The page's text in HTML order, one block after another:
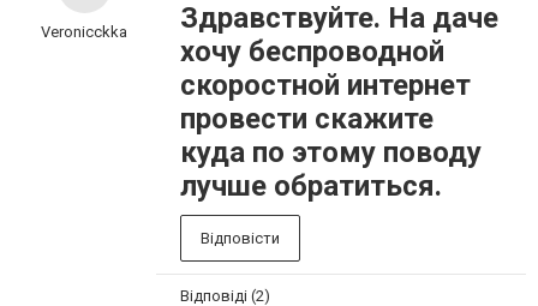
Veronicckka
Здравствуйте. На даче
хочу беспроводной
скоростной интернет
провести скажите
куда по этому поводу
лучше обратиться.
Відповісти
Відповіді (2)